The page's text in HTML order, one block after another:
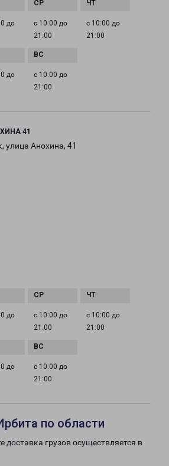
до
с 10:00 до
21:00
с 10:00 до
21:00
до
с 10:00 до
21:00
41
улица Анохина, 41
до
с 10:00 до
21:00
с 10:00 до
21:00
до
с 10:00 до
21:00
по области
доставка грузов осуществляется в